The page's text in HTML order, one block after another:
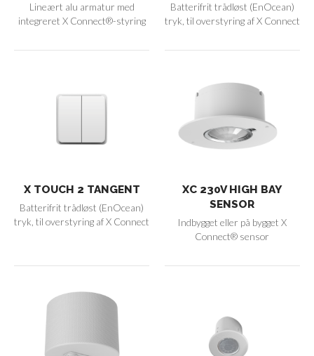
Lineært alu armatur med
integreret X Connect®-styring
Batterifrit trådløst (EnOcean)
tryk, til overstyring af X Connect
X TOUCH 2 TANGENT
Batterifrit trådløst (EnOcean)
tryk, til overstyring af X Connect
XC 230V HIGH BAY
SENSOR
Indbygget eller på bygget X
Connect® sensor